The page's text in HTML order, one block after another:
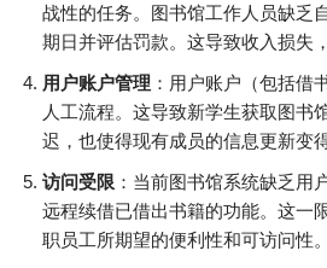
战性的任务。图书馆工作人员缺乏
期日并评估罚款。这导致收入损失
用户账户管理 ：用户账户（包括借
人工流程。这导致新学生获取图书
迟，也使得现有成员的信息更新变
访问受限 ：当前图书馆系统缺乏用
远程续借已借出书籍的功能。这一
职员工所期望的便利性和可访问性。